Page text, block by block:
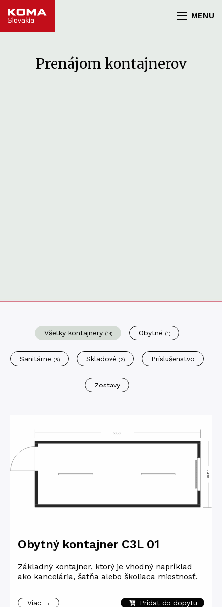
MENU
Prenájom kontajnerov
Všetky kontajnery (14) Obytné (4)
Sanitárne (8) Skladové (2) Príslušenstvo
Zostavy
Obytný kontajner C3L 01
Základný kontajner, ktorý je vhodný napríklad
ako kancelária, šatňa alebo školiaca miestnosť.
Viac → Pridať do dopytu